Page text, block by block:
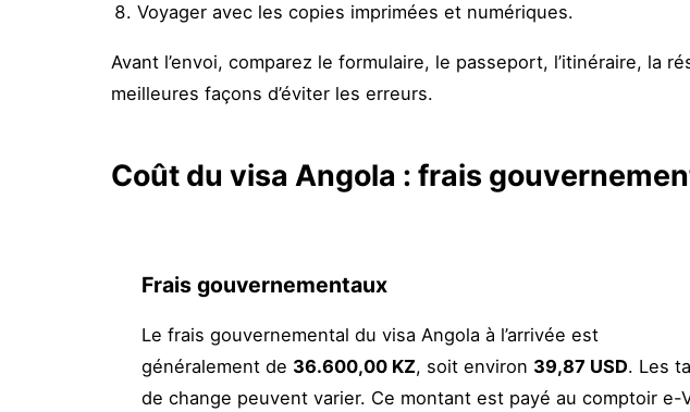
Voyager avec les copies imprimées et numériques.
Avant l’envoi, comparez le formulaire, le passeport, l’itinéraire, la
meilleures façons d’éviter les erreurs.
Coût du visa Angola : frais
Frais gouvernementaux
Le frais gouvernemental du visa Angola à l’arrivée est
généralement de 36.600,00 KZ, soit environ 39,87 USD. Les
de change peuvent varier. Ce montant est payé au comptoir e-